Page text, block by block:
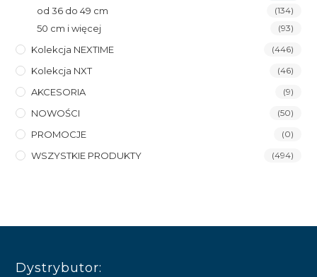
od 36 do 49 cm (134)
50 cm i więcej (93)
Kolekcja NEXTIME (446)
Kolekcja NXT (46)
AKCESORIA (9)
NOWOŚCI (50)
PROMOCJE (0)
WSZYSTKIE PRODUKTY (494)
Dystrybutor: